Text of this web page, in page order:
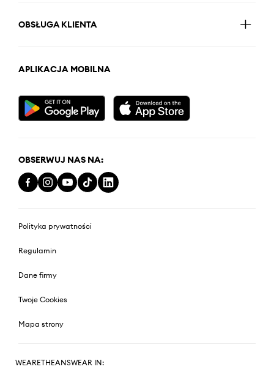
OBSŁUGA KLIENTA
APLIKACJA MOBILNA
OBSERWUJ NAS NA:
Polityka prywatności
Regulamin
Dane firmy
Twoje Cookies
Mapa strony
WEARETHEANSWEAR IN: